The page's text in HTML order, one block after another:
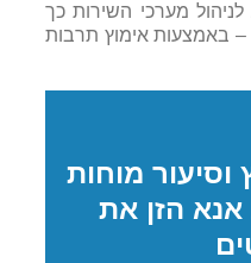
לניהול מערכי השירות כך
– באמצעות אימוץ תרבות
מוחות
אנא הזן את